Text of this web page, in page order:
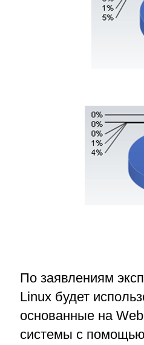
По заявлениям
Linux будет
основанные на
системы с